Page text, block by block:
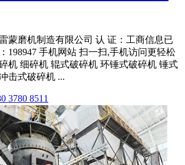
蒙磨机制造有限公司 认 证：工商信息已
198947 手机网站 扫一扫,手机访问更轻松
机 细碎机 辊式破碎机 环锤式破碎机 锤式
击式破碎机 ...
3780 8511